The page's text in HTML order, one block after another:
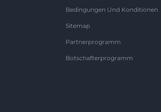
Bedingungen Und Konditionen
Sitemap
Partnerprogramm
Botschafterprogramm